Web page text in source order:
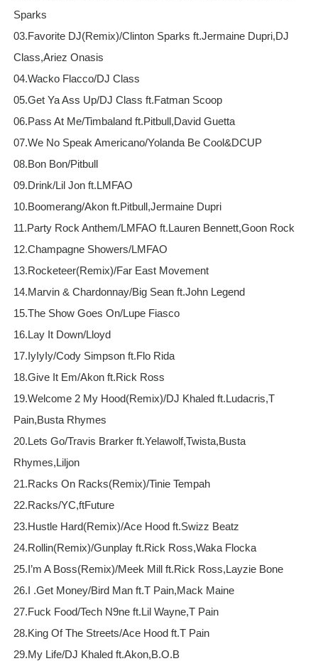
Sparks
03.Favorite DJ(Remix)/Clinton Sparks ft.Jermaine Dupri,DJ
Class,Ariez Onasis
04.Wacko Flacco/DJ Class
05.Get Ya Ass Up/DJ Class ft.Fatman Scoop
06.Pass At Me/Timbaland ft.Pitbull,David Guetta
07.We No Speak Americano/Yolanda Be Cool&DCUP
08.Bon Bon/Pitbull
09.Drink/Lil Jon ft.LMFAO
10.Boomerang/Akon ft.Pitbull,Jermaine Dupri
11.Party Rock Anthem/LMFAO ft.Lauren Bennett,Goon Rock
12.Champagne Showers/LMFAO
13.Rocketeer(Remix)/Far East Movement
14.Marvin & Chardonnay/Big Sean ft.John Legend
15.The Show Goes On/Lupe Fiasco
16.Lay It Down/Lloyd
17.IyIyIy/Cody Simpson ft.Flo Rida
18.Give It Em/Akon ft.Rick Ross
19.Welcome 2 My Hood(Remix)/DJ Khaled ft.Ludacris,T
Pain,Busta Rhymes
20.Lets Go/Travis Brarker ft.Yelawolf,Twista,Busta
Rhymes,Liljon
21.Racks On Racks(Remix)/Tinie Tempah
22.Racks/YC,ftFuture
23.Hustle Hard(Remix)/Ace Hood ft.Swizz Beatz
24.Rollin(Remix)/Gunplay ft.Rick Ross,Waka Flocka
25.I’m A Boss(Remix)/Meek Mill ft.Rick Ross,Layzie Bone
26.I .Get Money/Bird Man ft.T Pain,Mack Maine
27.Fuck Food/Tech N9ne ft.Lil Wayne,T Pain
28.King Of The Streets/Ace Hood ft.T Pain
29.My Life/DJ Khaled ft.Akon,B.O.B